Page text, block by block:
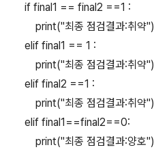
if final1 == final2 ==1 :
print("최종 점검결과:취약")
elif final1 == 1 :
print("최종 점검결과:취약")
elif final2 ==1 :
print("최종 점검결과:취약")
elif final1==final2==0:
print("최종 점검결과:양호")